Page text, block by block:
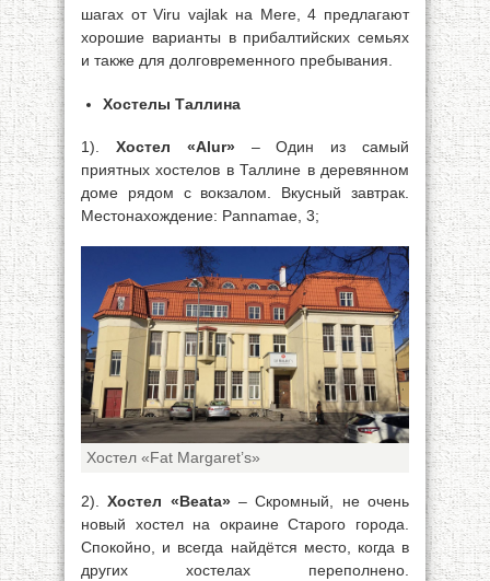
шагах от Viru vajlak на Mere, 4 предлагают
хорошие варианты в прибалтийских семьях
и также для долговременного пребывания.
Хостелы Таллина
1). Хостел «Alur»– Один из самый
приятных хостелов в Таллине в деревянном
доме рядом с вокзалом. Вкусный завтрак.
Местонахождение: Pannamae, 3;
Хостел «Fat Margaret’s»
2).Хостел «Beata»– Скромный, не очень
новый хостел на окраине Старого города.
Спокойно, и всегда найдётся место, когда в
других хостелах переполнено.